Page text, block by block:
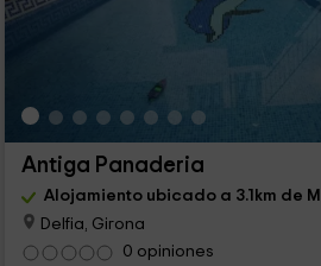
Antiga Panaderia
Alojamiento ubicado a 3.1km de
Delfia, Girona
0 opiniones